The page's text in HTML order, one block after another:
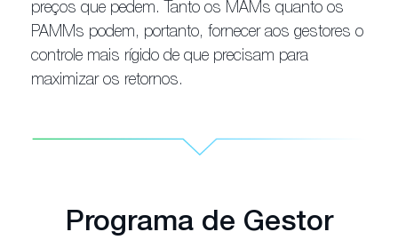
preços que pedem. Tanto os MAMs quanto os
PAMMs podem, portanto, fornecer aos gestores o
controle mais rígido de que precisam para
maximizar os retornos.
Programa de Gestor